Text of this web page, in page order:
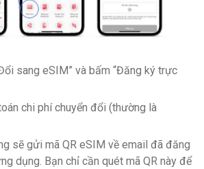
sang eSIM” và bấm “Đăng ký trực
chi phí chuyển đổi (thường là
sẽ gửi mã QR eSIM về email đã đăng
dụng. Bạn chỉ cần quét mã QR này để